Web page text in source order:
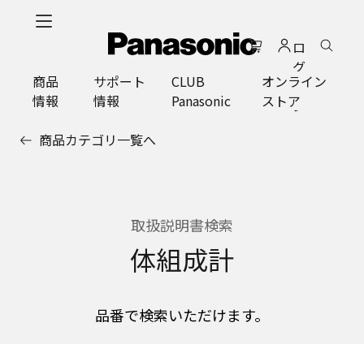
ロ
グ
イ
ン
商品
情報
サポート
情報
CLUB
Panasonic
オンライン
ストア
商品カテゴリ一覧へ
取扱説明書検索
体組成計
品番で検索いただけます。